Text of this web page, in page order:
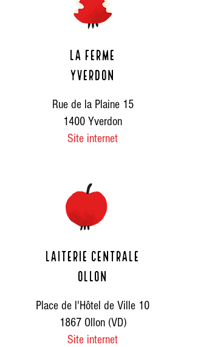
La Ferme
Yverdon
Rue de la Plaine 15
1400 Yverdon
Site internet
Laiterie centrale
Ollon
Place de l'Hôtel de Ville 10
1867 Ollon (VD)
Site internet